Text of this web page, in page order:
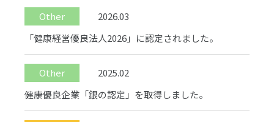
Other
2026.03
「健康経営優良法人2026」に認定されました。
Other
2025.02
健康優良企業「銀の認定」を取得しました。